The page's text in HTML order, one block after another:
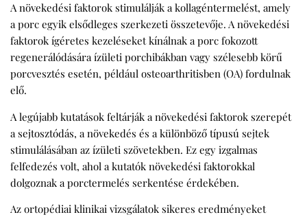
A növekedési faktorok stimulálják a kollagéntermelést, amely
a porc egyik elsődleges szerkezeti összetevője. A növekedési
faktorok ígéretes kezeléseket kínálnak a porc fokozott
regenerálódására ízületi porchibákban vagy szélesebb körű
porcvesztés esetén, például osteoarthritisben (OA) fordulnak
elő.
A legújabb kutatások feltárják a növekedési faktorok szerepét
a sejtosztódás, a növekedés és a különböző típusú sejtek
stimulálásában az ízületi szövetekben. Ez egy izgalmas
felfedezés volt, ahol a kutatók növekedési faktorokkal
dolgoznak a porctermelés serkentése érdekében.
Az ortopédiai klinikai vizsgálatok sikeres eredményeket